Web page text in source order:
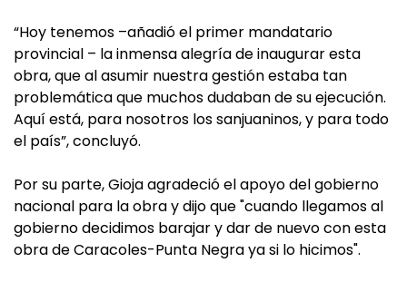
“Hoy tenemos –añadió el primer mandatario
provincial – la inmensa alegría de inaugurar esta
obra, que al asumir nuestra gestión estaba tan
problemática que muchos dudaban de su ejecución.
Aquí está, para nosotros los sanjuaninos, y para todo
el país”, concluyó.
Por su parte, Gioja agradeció el apoyo del gobierno
nacional para la obra y dijo que "cuando llegamos al
gobierno decidimos barajar y dar de nuevo con esta
obra de Caracoles-Punta Negra ya si lo hicimos".